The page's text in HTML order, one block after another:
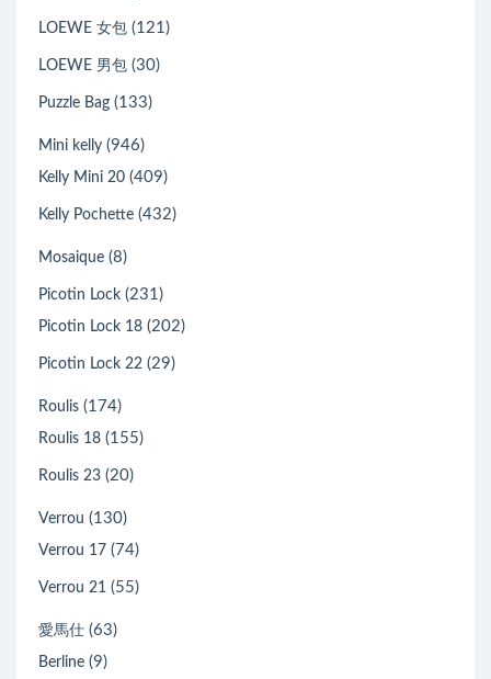
LOEWE 女包 (121)
LOEWE 男包 (30)
Puzzle Bag (133)
Mini kelly (946)
Kelly Mini 20 (409)
Kelly Pochette (432)
Mosaique (8)
Picotin Lock (231)
Picotin Lock 18 (202)
Picotin Lock 22 (29)
Roulis (174)
Roulis 18 (155)
Roulis 23 (20)
Verrou (130)
Verrou 17 (74)
Verrou 21 (55)
愛馬仕 (63)
Berline (9)